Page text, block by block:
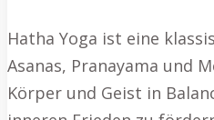
Hatha Yoga ist eine
Asanas, Pranayama und
Körper und Geist in